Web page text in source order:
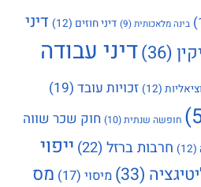
בינה מלאכותית(9) דיני חוזים (12)
דיני
(36)
דיני עבודה
(12) זכויות עובד (19)
חופשה שנתית(10)
חוק שכר שווה
(12) חרבות ברזל (22)
ייפוי
(33) מיסוי (17)
מס